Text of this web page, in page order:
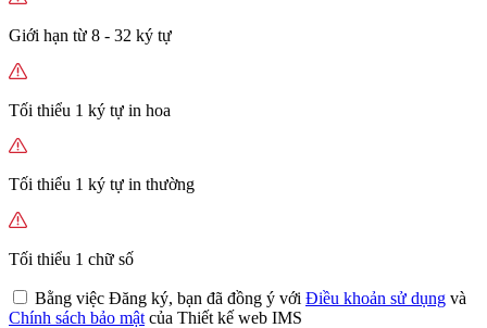
Giới hạn từ 8 - 32 ký tự
Tối thiểu 1 ký tự in hoa
Tối thiểu 1 ký tự in thường
Tối thiểu 1 chữ số
Bằng việc Đăng ký, bạn đã đồng ý với Điều khoản sử dụng và
Chính sách bảo mật của Thiết kế web IMS